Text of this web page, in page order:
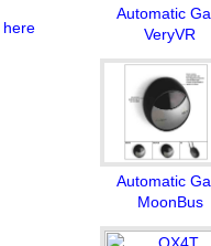
here
Automatic
VeryVR
Automatic
MoonBus